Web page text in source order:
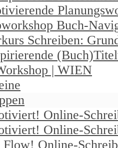
Buch-
Schreiben:
| WIEN
Online-
Online-
Online-